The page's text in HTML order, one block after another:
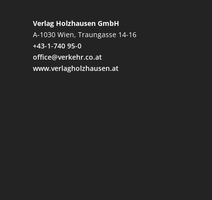
Verlag Holzhausen GmbH
A-1030 Wien, Traungasse 14-16
+43-1-740 95-0
office@verkehr.co.at
www.verlagholzhausen.at